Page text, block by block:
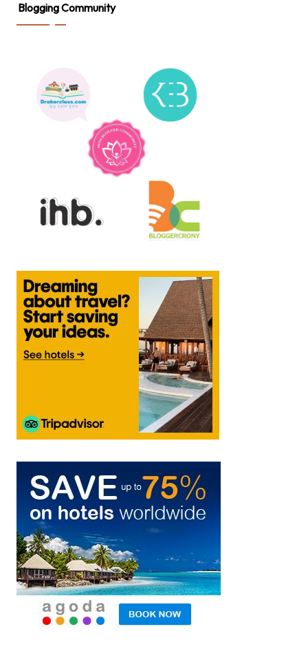
Blogging Community